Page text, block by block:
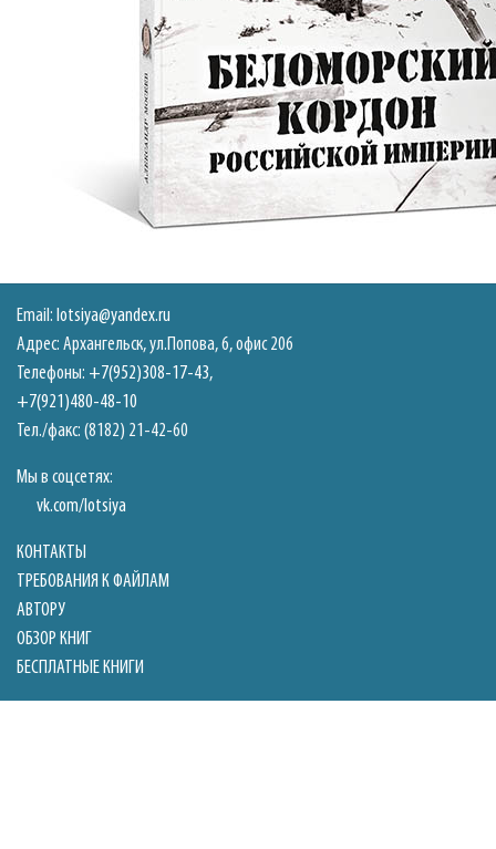
Email: lotsiya@yandex.ru
Адрес: Архангельск, ул.Попова, 6, офис 206
Телефоны: +7(952)308-17-43,
+7(921)480-48-10
Тел./факс: (8182) 21-42-60
Мы в соцсетях:
vk.com/lotsiya
КОНТАКТЫ
ТРЕБОВАНИЯ К ФАЙЛАМ
АВТОРУ
ОБЗОР КНИГ
БЕСПЛАТНЫЕ КНИГИ